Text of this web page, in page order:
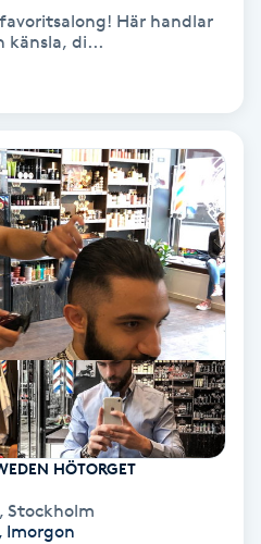
Här handlar
känsla, di...
HÖTORGET
, Stockholm
Imorgon